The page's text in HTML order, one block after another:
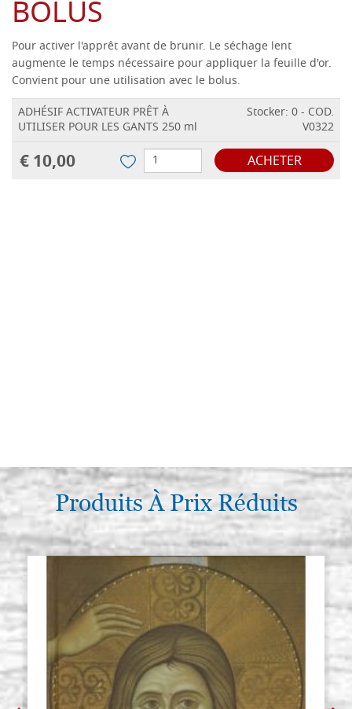
BOLUS
Pour activer l'apprêt avant de brunir. Le séchage lent
augmente le temps nécessaire pour appliquer la feuille d'or.
Convient pour une utilisation avec le bolus.
ADHÉSIF ACTIVATEUR PRÊT À
UTILISER POUR LES GANTS 250 ml
Stocker: 0 - COD.
V0322
€ 10,00 ACHETER
Produits À Prix Réduits